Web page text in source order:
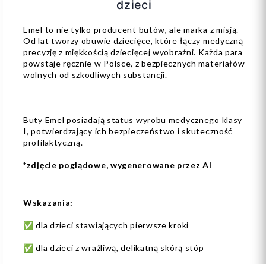
dzieci
Emel to nie tylko producent butów, ale marka z misją.
Od lat tworzy obuwie dziecięce, które łączy medyczną
precyzję z miękkością dziecięcej wyobraźni. Każda para
powstaje ręcznie w Polsce, z bezpiecznych materiałów
wolnych od szkodliwych substancji.
Buty Emel posiadają status wyrobu medycznego klasy
I, potwierdzający ich bezpieczeństwo i skuteczność
profilaktyczną.
*zdjęcie poglądowe, wygenerowane przez AI
Wskazania:
✅ dla dzieci stawiających pierwsze kroki
✅ dla dzieci z wrażliwą, delikatną skórą stóp